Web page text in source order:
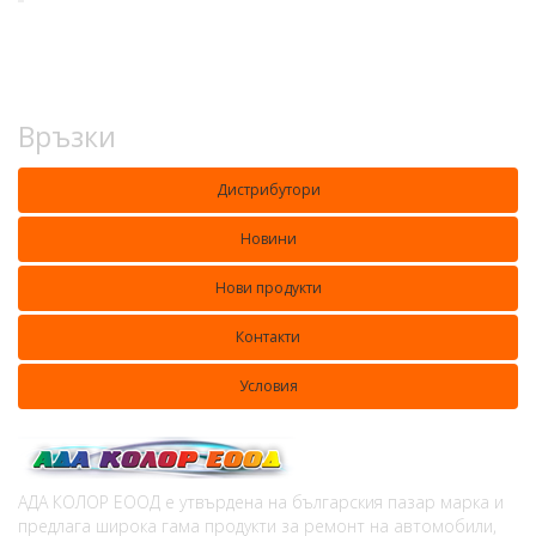
Връзки
Дистрибутори
Новини
Нови продукти
Контакти
Условия
АДА КОЛОР ЕООД е утвърдена на българския пазар марка и
предлага широка гама продукти за ремонт на автомобили,